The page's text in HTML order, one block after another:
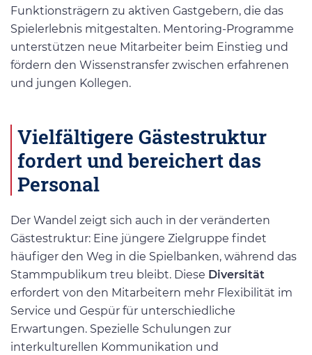
Funktionsträgern zu aktiven Gastgebern, die das
Spielerlebnis mitgestalten. Mentoring-Programme
unterstützen neue Mitarbeiter beim Einstieg und
fördern den Wissenstransfer zwischen erfahrenen
und jungen Kollegen.
Vielfältigere Gästestruktur
fordert und bereichert das
Personal
Der Wandel zeigt sich auch in der veränderten
Gästestruktur: Eine jüngere Zielgruppe findet
häufiger den Weg in die Spielbanken, während das
Stammpublikum treu bleibt. Diese Diversität
erfordert von den Mitarbeitern mehr Flexibilität im
Service und Gespür für unterschiedliche
Erwartungen. Spezielle Schulungen zur
interkulturellen Kommunikation und